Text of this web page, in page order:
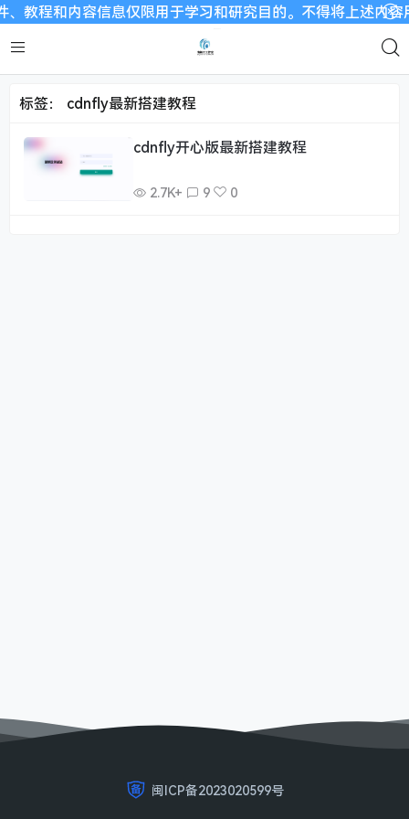
教程和内容信息仅限用于学习和研究目的。不得将上述内
标签： cdnfly最新搭建教程
cdnfly开心版最新搭建教程
2.7K+ 9 0
闽ICP备2023020599号